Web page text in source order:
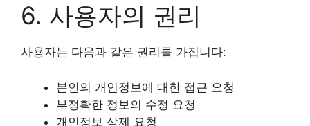
6. 사용자의 권리
사용자는 다음과 같은 권리를 가집니다:
본인의 개인정보에 대한 접근 요청
부정확한 정보의 수정 요청
개인정보 삭제 요청